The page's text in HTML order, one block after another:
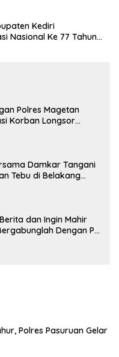
Kediri
Polres Magetan
Korban Longsor
Damkar Tangani
Tebu di Belakang
dan Ingin Mahir
Dengan PT
Polres Pasuruan Gelar